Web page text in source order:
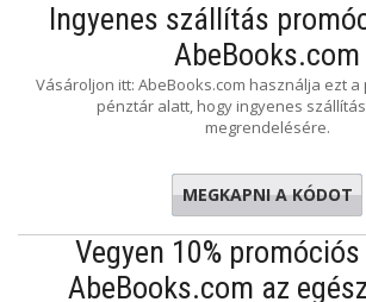
Ingyenes szállítás
AbeBooks.com
Vásároljon itt: AbeBooks.com használja ezt
pénztár alatt, hogy ingyenes
megrendelésére.
hipping
MEGKAPNI A KÓDOT
Vegyen 10%
AbeBooks.com az